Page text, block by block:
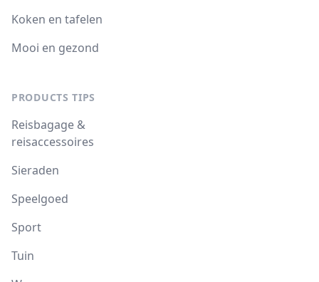
Koken en tafelen
Mooi en gezond
PRODUCTS TIPS
Reisbagage &
reisaccessoires
Sieraden
Speelgoed
Sport
Tuin